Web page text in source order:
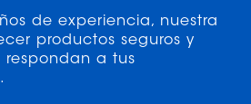
de experiencia, nuestra
productos seguros y
respondan a tus